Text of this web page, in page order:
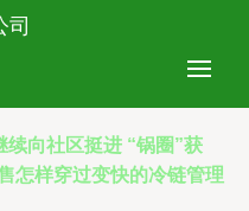
续向社区挺进 “锅圈”获
怎样穿过变快的冷链管理